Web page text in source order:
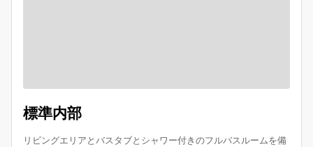
標準内部
リビングエリアとバスタブとシャワー付きのフルバスルームを備